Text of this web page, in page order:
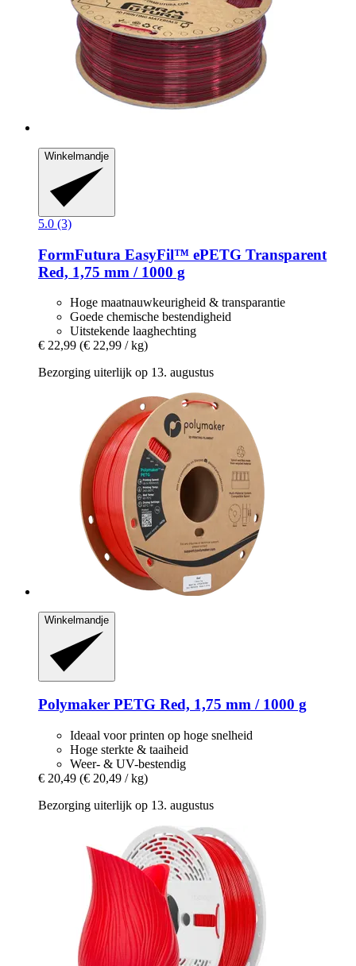
Winkelmandje
5.0 (3)
FormFutura EasyFil™ ePETG Transparent
Red, 1,75 mm / 1000 g
Hoge maatnauwkeurigheid & transparantie
Goede chemische bestendigheid
Uitstekende laaghechting
€ 22,99 (€ 22,99 / kg)
Bezorging uiterlijk op 13. augustus
Winkelmandje
Polymaker PETG Red, 1,75 mm / 1000 g
Ideaal voor printen op hoge snelheid
Hoge sterkte & taaiheid
Weer- & UV-bestendig
€ 20,49 (€ 20,49 / kg)
Bezorging uiterlijk op 13. augustus